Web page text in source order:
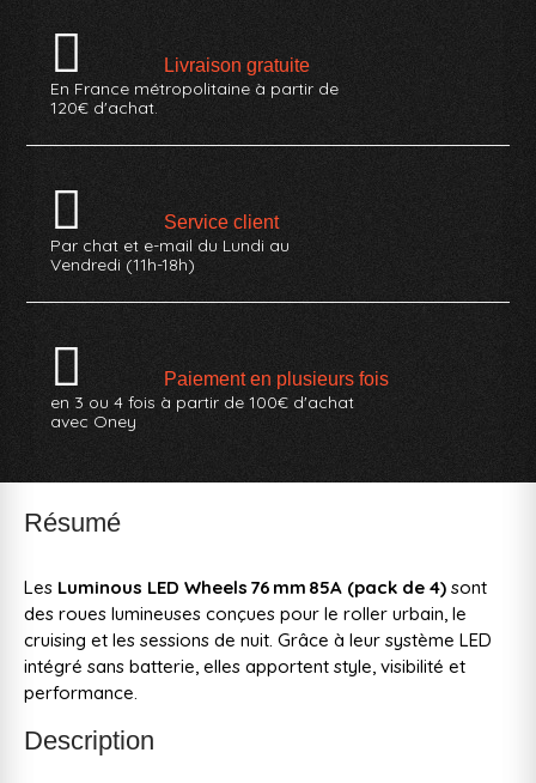
Livraison gratuite
En France métropolitaine à partir de
120€ d'achat.
Service client
Par chat et e-mail du Lundi au
Vendredi (11h-18h)
Paiement en plusieurs fois
en 3 ou 4 fois à partir de 100€ d'achat
avec Oney
Résumé
Les Luminous LED Wheels 76 mm 85A (pack de 4) sont
des roues lumineuses conçues pour le roller urbain, le
cruising et les sessions de nuit. Grâce à leur système LED
intégré sans batterie, elles apportent style, visibilité et
performance.
Description